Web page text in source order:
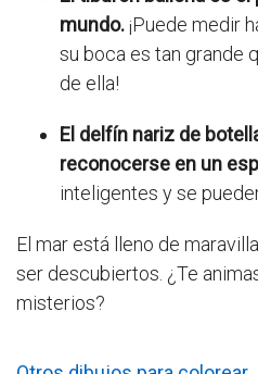
mundo.¡Puede medir
su boca es tan grande
de ella!
El delfín nariz de
reconocerse en un
inteligentes y se
El mar está lleno de
ser descubiertos. ¿Te
misterios?